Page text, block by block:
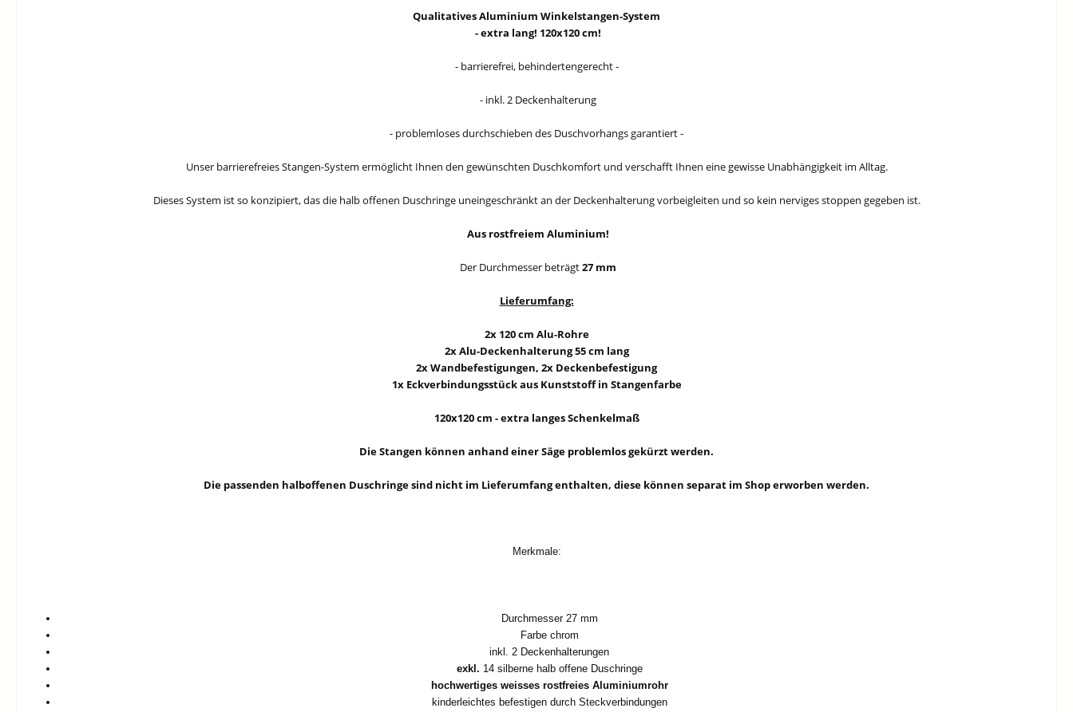
Qualitatives Aluminium Winkelstangen-System
- extra lang! 120x120 cm!
- barrierefrei, behindertengerecht -
- inkl. 2 Deckenhalterung
- problemloses durchschieben des Duschvorhangs garantiert -
Unser barrierefreies Stangen-System ermöglicht Ihnen den gewünschten Duschkomfort und verschafft Ihnen eine gewisse Unabhängigkeit im Alltag.
Dieses System ist so konzipiert, das die halb offenen Duschringe uneingeschränkt an der Deckenhalterung vorbeigleiten und so kein nerviges stoppen gegeben ist.
Aus rostfreiem Aluminium!
Der Durchmesser beträgt27 mm
Lieferumfang:
2x 120 cm Alu-Rohre
2x Alu-Deckenhalterung 55 cm lang
2x Wandbefestigungen, 2x Deckenbefestigung
1x Eckverbindungsstück aus Kunststoff in Stangenfarbe
120x120 cm - extra langes Schenkelmaß
Die Stangen können anhand einer Säge problemlos gekürzt werden.
Die passenden halboffenen Duschringe sind nicht im Lieferumfang enthalten, diese können separat im Shop erworben werden.
Merkmale:
Durchmesser 27 mm
Farbe chrom
inkl. 2 Deckenhalterungen
exkl. 14 silberne halb offene Duschringe
hochwertiges weisses rostfreies Aluminiumrohr
kinderleichtes befestigen durch Steckverbindungen